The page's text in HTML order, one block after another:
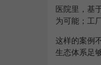
医院里，基
为可能；工
这样的案例
生态体系足